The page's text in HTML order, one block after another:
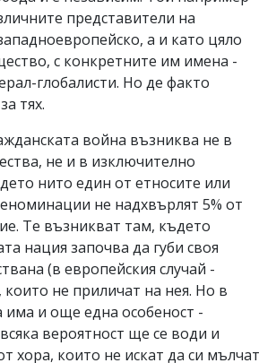
представители на
а и като цяло
с конкретните им имена -
глобалисти. Но де факто
тях.
война възниква не в
не и в изключително
нито един от етносите или
не надхвърлят 5% от
Те възникват там, където
нация започва да губи своя
(в европейския случай -
които не приличат на нея. Но в
има и още една особеност -
вероятност ще се води и
хора, които не искат да си мълчат